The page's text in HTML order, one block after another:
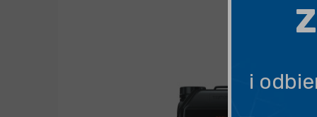
i